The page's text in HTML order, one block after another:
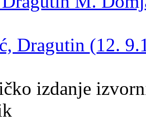
Dragutin (12.
izdanje